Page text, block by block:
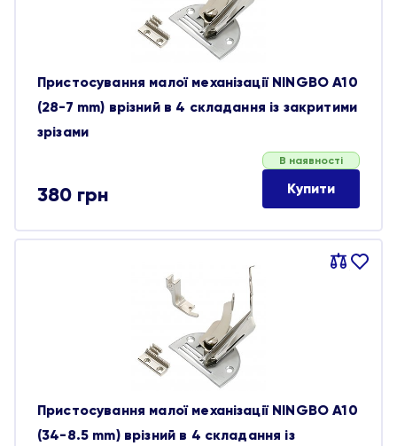
Пристосування малої механізації NINGBO A10
(28-7 mm) врізний в 4 складання із закритими
зрізами
380 грн
В наявності
Купити
Порівняти
В
Пристосування малої механізації NINGBO A10
(34-8.5 mm) врізний в 4 складання із